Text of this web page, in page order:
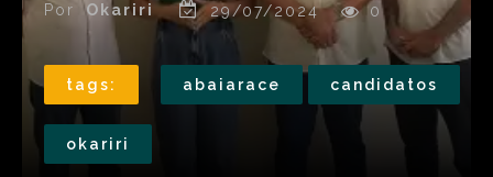
Por Okariri 29/07/2024 0
tags: abaiarace candidatos
okariri